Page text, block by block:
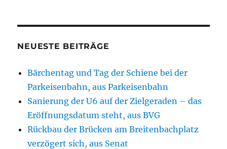
NEUESTE BEITRÄGE
Bärchentag und Tag der Schiene bei der
Parkeisenbahn, aus Parkeisenbahn
Sanierung der U6 auf der Zielgeraden – das
Eröffnungsdatum steht, aus BVG
Rückbau der Brücken am Breitenbachplatz
verzögert sich, aus Senat